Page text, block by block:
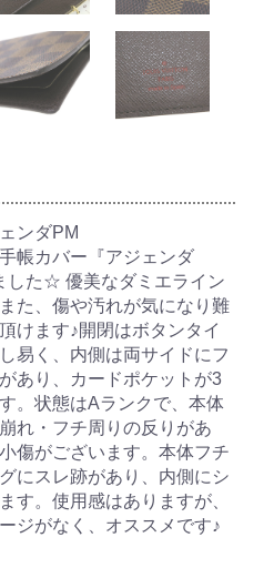
ンダPM
帳カバー『アジェンダ
した☆ 優美なダミエライン
た、傷や汚れが気になり難
けます♪開閉はボタンタイ
易く、内側は両サイドにフ
あり、カードポケットが3
。状態はAランクで、本体
れ・フチ周りの反りがあ
傷がございます。本体フチ
にスレ跡があり、内側にシ
す。使用感はありますが、
ジがなく、オススメです♪